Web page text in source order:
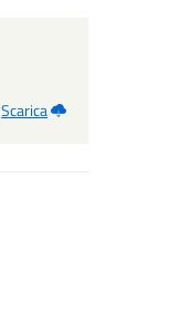
Scarica